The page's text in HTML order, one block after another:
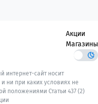
Акции
Магазины
сайт носит
ни при каких условиях не
положениями Статьи 437 (2)